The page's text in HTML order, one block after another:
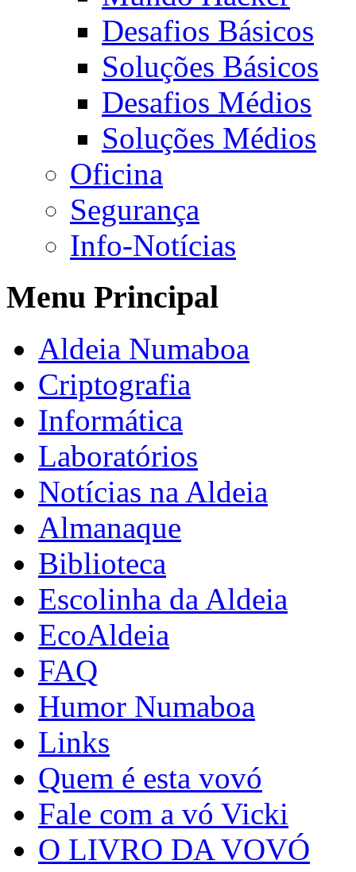
Desafios Básicos
Soluções Básicos
Desafios Médios
Soluções Médios
Oficina
Segurança
Info-Notícias
Menu Principal
Aldeia Numaboa
Criptografia
Informática
Laboratórios
Notícias na Aldeia
Almanaque
Biblioteca
Escolinha da Aldeia
EcoAldeia
FAQ
Humor Numaboa
Links
Quem é esta vovó
Fale com a vó Vicki
O LIVRO DA VOVÓ